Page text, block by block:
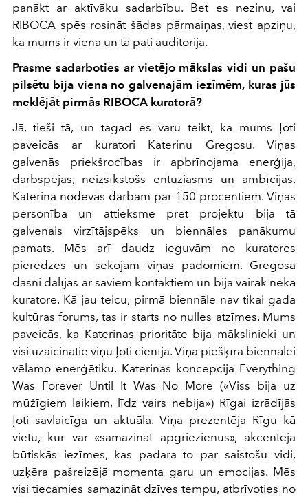
panākt ar aktīvāku sadarbību. Bet es nezinu, vai
RIBOCA spēs rosināt šādas pārmaiņas, viest apziņu,
ka mums ir viena un tā pati auditorija.
Prasme sadarboties ar vietējo mākslas vidi un pašu
pilsētu bija viena no galvenajām iezīmēm, kuras jūs
meklējāt pirmās RIBOCA kuratorā?
Jā, tieši tā, un tagad es varu teikt, ka mums ļoti
paveicās ar kuratori Katerinu Gregosu. Viņas
galvenās priekšrocības ir apbrīnojama enerģija,
darbspējas, neizsīkstošs entuziasms un ambīcijas.
Katerina nodevās darbam par 150 procentiem. Viņas
personība un attieksme pret projektu bija tā
galvenais virzītājspēks un biennāles panākumu
pamats. Mēs arī daudz ieguvām no kuratores
pieredzes un sekojām viņas padomiem. Gregosa
dāsni dalījās ar saviem kontaktiem un bija vairāk nekā
kuratore. Kā jau teicu, pirmā biennāle nav tikai gada
kultūras forums, tas ir starts no nulles atzīmes. Mums
paveicās, ka Katerinas prioritāte bija mākslinieki un
visi uzaicinātie viņu ļoti cienīja. Viņa piešķīra biennālei
vēlamo enerģētiku. Katerinas koncepcija Everything
Was Forever Until It Was No More («Viss bija uz
mūžīgiem laikiem, līdz vairs nebija») Rīgai izrādījās
ļoti savlaicīga un aktuāla. Viņa prezentēja Rīgu kā
vietu, kur var «samazināt apgriezienus», akcentēja
būtiskās iezīmes, kas padara to par saistošu vidi,
uzķēra pašreizējā momenta garu un emocijas. Mēs
visi tiecamies samazināt dzīves tempu, atbrīvoties no